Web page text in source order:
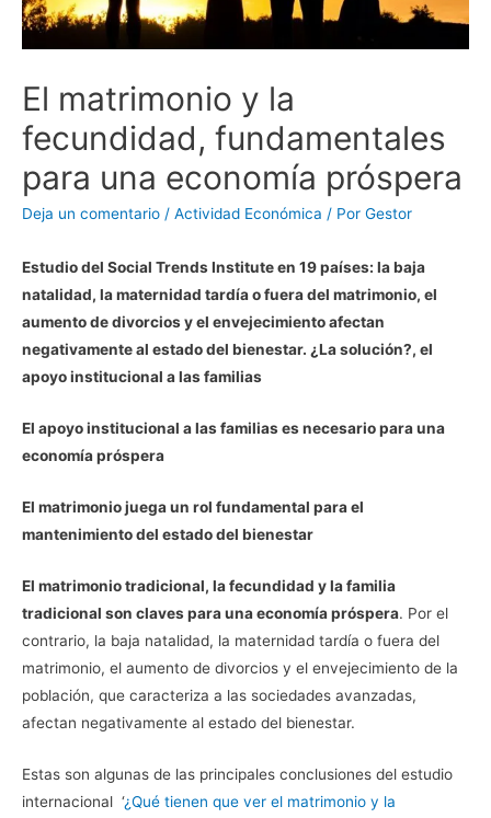
El matrimonio y la
fecundidad, fundamentales
para una economía próspera
Deja un comentario / Actividad Económica / Por Gestor
Estudio del Social Trends Institute en 19 países: la baja
natalidad, la maternidad tardía o fuera del matrimonio, el
aumento de divorcios y el envejecimiento afectan
negativamente al estado del bienestar. ¿La solución?, el
apoyo institucional a las familias
El apoyo institucional a las familias es necesario para una
economía próspera
El matrimonio juega un rol fundamental para el
mantenimiento del estado del bienestar
El matrimonio tradicional, la fecundidad y la familia
tradicional son claves para una economía próspera. Por el
contrario, la baja natalidad, la maternidad tardía o fuera del
matrimonio, el aumento de divorcios y el envejecimiento de la
población, que caracteriza a las sociedades avanzadas,
afectan negativamente al estado del bienestar.
Estas son algunas de las principales conclusiones del estudio
internacional ‘¿Qué tienen que ver el matrimonio y la